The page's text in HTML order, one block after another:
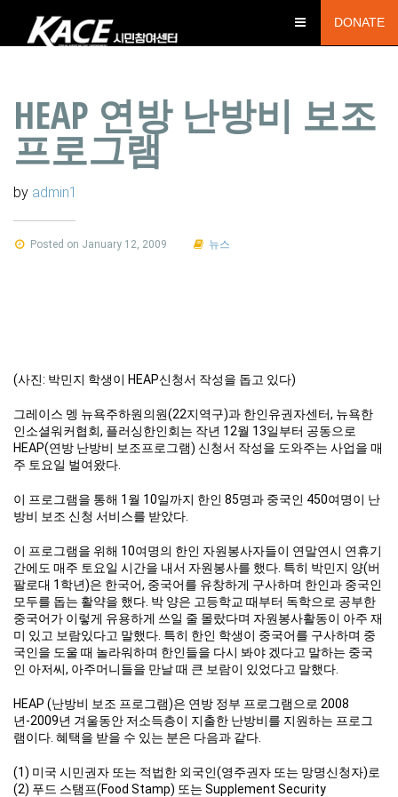
DONATE
HEAP 연방 난방비 보조
프로그램
by admin1
Posted on January 12, 2009 뉴스
(사진: 박민지 학생이 HEAP신청서 작성을 돕고 있다)
그레이스 멩 뉴욕주하원의원(22지역구)과 한인유권자센터, 뉴욕한
인소셜워커협회, 플러싱한인회는 작년 12월 13일부터 공동으로
HEAP(연방 난방비 보조프로그램) 신청서 작성을 도와주는 사업을 매
주 토요일 벌여왔다.
이 프로그램을 통해 1월 10일까지 한인 85명과 중국인 450여명이 난
방비 보조 신청 서비스를 받았다.
이 프로그램을 위해 10여명의 한인 자원봉사자들이 연말연시 연휴기
간에도 매주 토요일 시간을 내서 자원봉사를 했다. 특히 박민지 양(버
팔로대 1학년)은 한국어, 중국어를 유창하게 구사하며 한인과 중국인
모두를 돕는 활약을 했다. 박 양은 고등학교 때부터 독학으로 공부한
중국어가 이렇게 유용하게 쓰일 줄 몰랐다며 자원봉사활동이 아주 재
미 있고 보람있다고 말했다. 특히 한인 학생이 중국어를 구사하며 중
국인을 도울 때 놀라워하며 한인들을 다시 봐야 겠다고 말하는 중국
인 아저씨, 아주머니들을 만날 때 큰 보람이 있었다고 말했다.
HEAP (난방비 보조 프로그램)은 연방 정부 프로그램으로 2008
년-2009년 겨울동안 저소득층이 지출한 난방비를 지원하는 프로그
램이다. 혜택을 받을 수 있는 분은 다음과 같다.
(1) 미국 시민권자 또는 적법한 외국인(영주권자 또는 망명신청자)로
(2) 푸드 스탬프(Food Stamp) 또는 Supplement Security